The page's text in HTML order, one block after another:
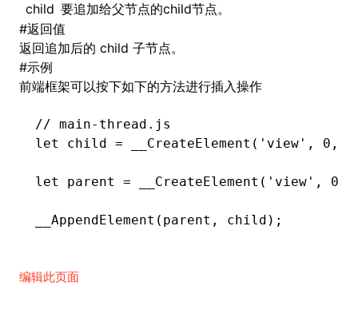
child 要追加给父节点的child节点。
#返回值
返回追加后的 child 子节点。
#示例
前端框架可以按下如下的方法进行插入操作
// main-thread.js
let
child = __CreateElement ( 'view' , 0 ,
let parent = __CreateElement ( 'view' , 0
__AppendElement (parent , child);
编辑此页面